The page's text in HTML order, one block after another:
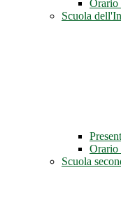
Orario
Scuola
Orario
Scuola